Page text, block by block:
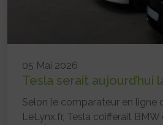
05 Mai 2026
Tesla serait aujourd’hui
Selon le comparateur en ligne
LeLynx.fr, Tesla coifferait BMW